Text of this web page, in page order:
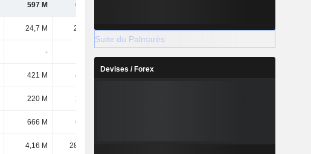
597 M 622 M
24,7 M 24,7 M 24,7 M 24,7 M
-
421 M 458 M
220 M 201 M
666 M 684 M
4,16 M 28,27 M
Suite du Palmarès
Devises / Forex